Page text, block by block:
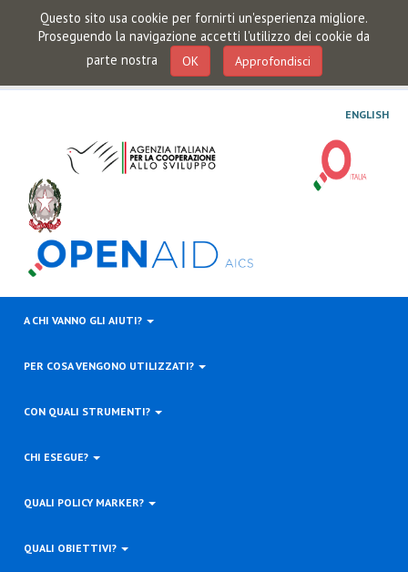
Questo sito usa cookie per fornirti un'esperienza migliore.
Proseguendo la navigazione accetti l'utilizzo dei cookie da
parte nostra
OK Approfondisci
ENGLISH
A CHI VANNO GLI AIUTI?
PER COSA VENGONO UTILIZZATI?
CON QUALI STRUMENTI?
CHI ESEGUE?
QUALI POLICY MARKER?
QUALI OBIETTIVI?